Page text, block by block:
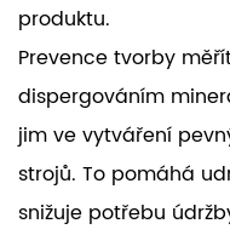
produktu.
Prevence tvorby
dispergováním
jim ve vytváření
strojů. To pomáhá
snižuje potřebu